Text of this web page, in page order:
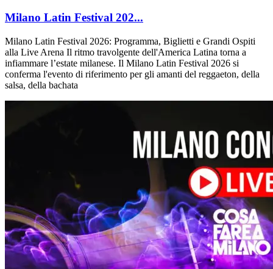
Milano Latin Festival 202...
Milano Latin Festival 2026: Programma, Biglietti e Grandi Ospiti
alla Live Arena Il ritmo travolgente dell'America Latina torna a
infiammare l’estate milanese. Il Milano Latin Festival 2026 si
conferma l'evento di riferimento per gli amanti del reggaeton, della
salsa, della bachata